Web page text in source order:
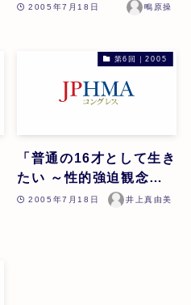
2005年7月18日 鴫原操
第6回｜2005
「普通の16才として生き
たい ～性的強迫観念と
の戦いを支えたホメオパ
2005年7月18日 井上真由美